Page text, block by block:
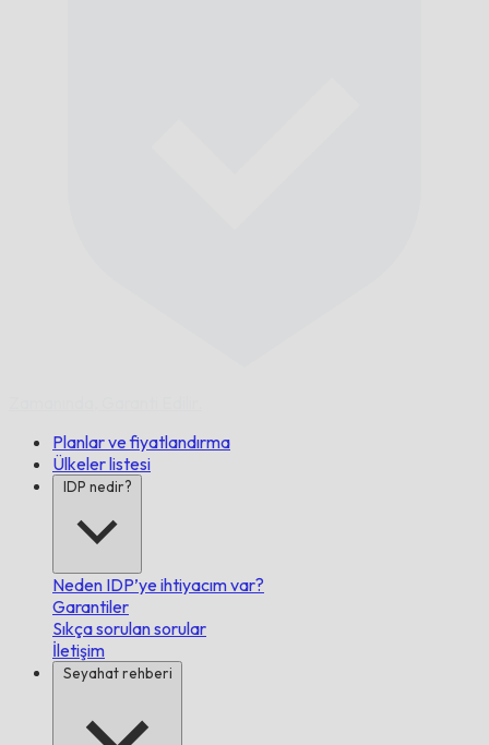
Planlar ve fiyatlandırma
Ülkeler listesi
IDP nedir?
Neden IDP’ye ihtiyacım var?
Garantiler
Sıkça sorulan sorular
İletişim
Seyahat rehberi